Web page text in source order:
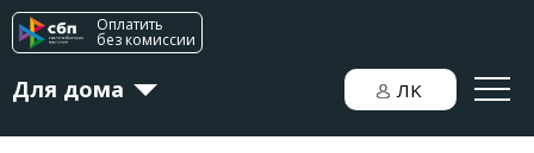
Оплатить
без комиссии
Для дома ЛK